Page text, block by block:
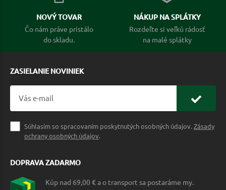
NOVÝ TOVAR
Čo nám práve pristálo
do skladu.
NÁKUP NA SPLÁTKY
Rozdeľte si veľkú rádosť
na malé splátky
ZASIELANIE NOVINIEK
Súhlasím so spracovaním poskytnutých osobných údajov.Zásady
ochrany osobných údajov.
DOPRAVA ZADARMO
Kúp nad 69,00 € a o transport sa postaráme my.